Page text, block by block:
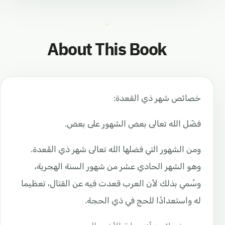
About This Book
خصائص شهر ذي القعدة:
فضّل الله تعالى بعض الشهور على بعض.
ومن الشهور التي فضلها الله تعالى شهر ذي القَعدة.
وهو الشهر الحادي عشر من شهور السنة الهجرية،
وسُمي بذلك لأن العرب قعدت فيه عن القتال، تعظيما
له واستعدادًا للحج في ذي الحجة.